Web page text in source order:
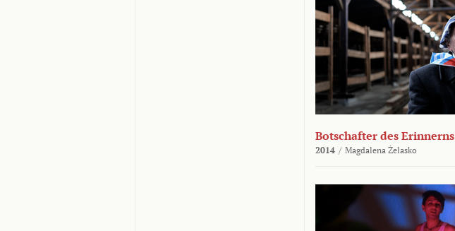
Botschafter des Erinnerns
2014 / Magdalena Żelasko